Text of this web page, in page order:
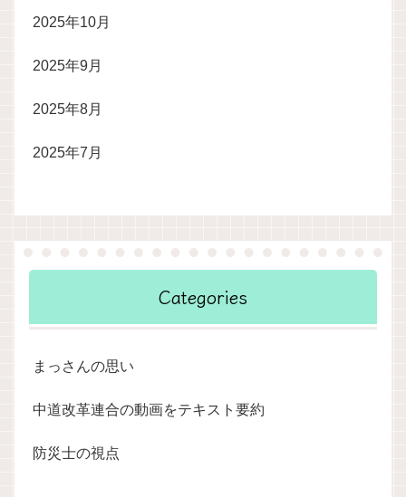
2025年10月
2025年9月
2025年8月
2025年7月
Categories
まっさんの思い
中道改革連合の動画をテキスト要約
防災士の視点